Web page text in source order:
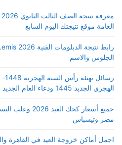
العامة موقع نتيجتك اليوم السابع
الجلوس والاسم
الهجري الجديد 1445 ودعاء العام الجديد
جميع أسعار كحك
مصر وتيسباس